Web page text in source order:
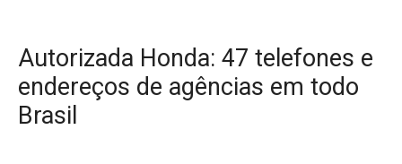
Autorizada Honda: 47 telefones e
endereços de agências em todo
Brasil